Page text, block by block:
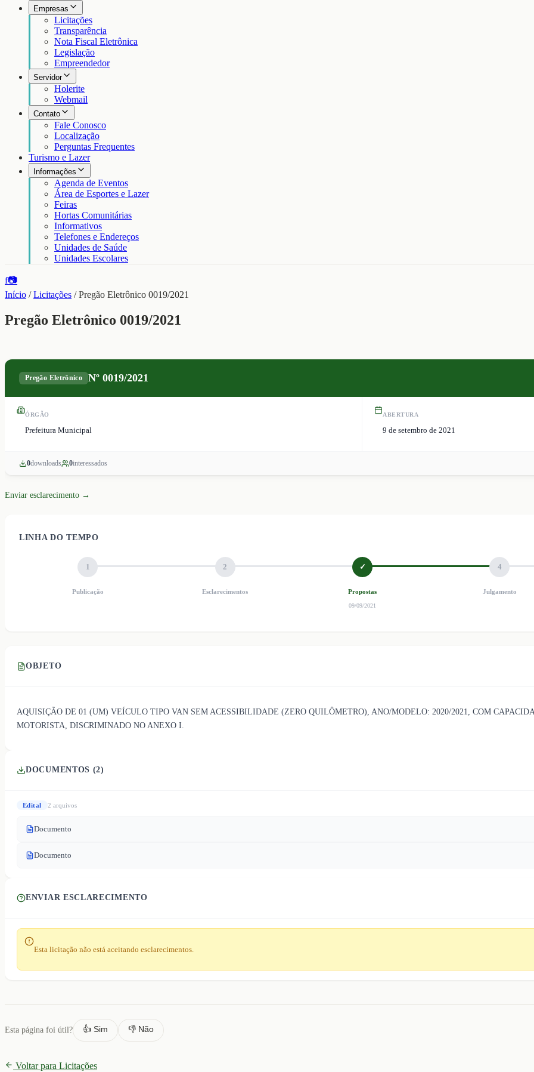
Empresas
Licitações
Transparência
Nota Fiscal Eletrônica
Legislação
Empreendedor
Servidor
Holerite
Webmail
Contato
Fale Conosco
Localização
Perguntas Frequentes
Turismo e Lazer
Informações
Agenda de Eventos
Área de Esportes e Lazer
Feiras
Hortas Comunitárias
Informativos
Telefones e Endereços
Unidades de Saúde
Unidades Escolares
f📷
Início /Licitações /Pregão Eletrônico 0019/2021
Pregão Eletrônico 0019/2021
Pregão Eletrônico Nº0019/2021
ÓRGÃO
Prefeitura Municipal
ABERTURA
9 de setembro de 2021
0downloads 0interessados
Enviar esclarecimento →
LINHA DO TEMPO
1
Publicação
2
Esclarecimentos
✓
Propostas
09/09/2021
4
Julgamento
OBJETO
AQUISIÇÃO DE 01 (UM) VEÍCULO TIPO VAN SEM ACESSIBILIDADE (ZERO QUILÔMETRO), ANO/MODELO: 2020/2021, COM
MOTORISTA, DISCRIMINADO NO ANEXO I.
DOCUMENTOS (2)
Edital 2 arquivos
Documento
Documento
ENVIAR ESCLARECIMENTO
Esta licitação não está aceitando esclarecimentos.
Esta página foi útil? 👍 Sim 👎 Não
Voltar para Licitações